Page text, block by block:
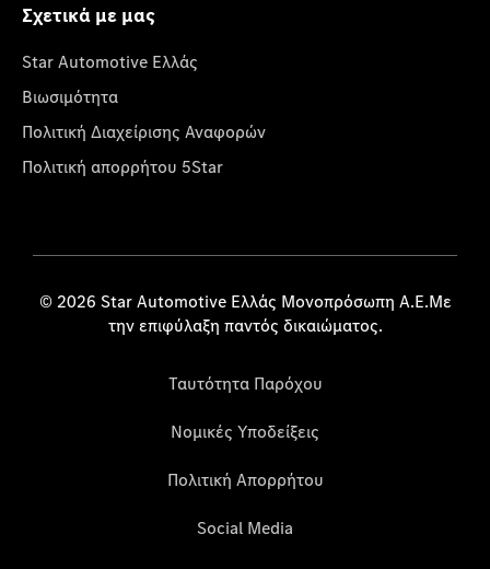
Σχετικά με μας
Star Automotive Ελλάς
Βιωσιμότητα
Πολιτική Διαχείρισης Αναφορών
Πολιτική απορρήτου 5Star
© 2026 Star Automotive Ελλάς Μονοπρόσωπη Α.Ε.Με
την επιφύλαξη παντός δικαιώματος.
Ταυτότητα Παρόχου
Νομικές Υποδείξεις
Πολιτική Απορρήτου
Social Media